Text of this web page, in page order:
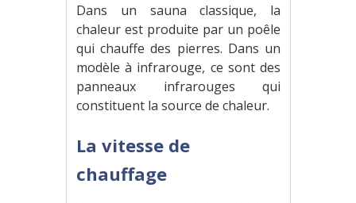
Dans un sauna classique, la
chaleur est produite par un poêle
qui chauffe des pierres. Dans un
modèle à infrarouge, ce sont des
panneaux infrarouges qui
constituent la source de chaleur.
La vitesse de
chauffage